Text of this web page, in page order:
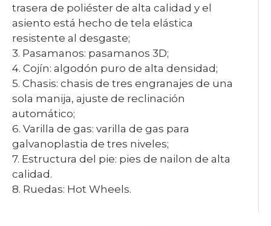
trasera de poliéster de alta calidad y el
asiento está hecho de tela elástica
resistente al desgaste;
3. Pasamanos: pasamanos 3D;
4. Cojín: algodón puro de alta densidad;
5. Chasis: chasis de tres engranajes de una
sola manija, ajuste de reclinación
automático;
6. Varilla de gas: varilla de gas para
galvanoplastia de tres niveles;
7. Estructura del pie: pies de nailon de alta
calidad.
8. Ruedas: Hot Wheels.